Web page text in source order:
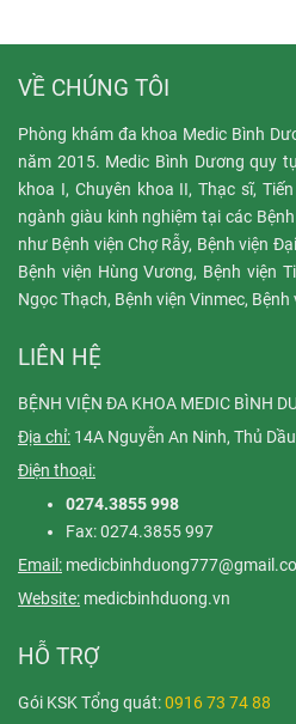
VỀ CHÚNG TÔI
Phòng khám đa khoa Medic Bình
năm 2015. Medic Bình Dương quy
khoa I, Chuyên khoa II, Thạc sĩ,
ngành giàu kinh nghiệm tại các
như Bệnh viện Chợ Rẫy, Bệnh viện
Bệnh viện Hùng Vương, Bệnh viện
Ngọc Thạch, Bệnh viện Vinmec,
LIÊN HỆ
BỆNH VIỆN ĐA KHOA MEDIC BÌNH
Địa chỉ: 14A Nguyễn An Ninh, Thủ
Điện thoại:
0274.3855 998
Fax: 0274.3855 997
Email:
Website: medicbinhduong.vn
HỖ TRỢ
Gói KSK Tổng quát:0916 73 74 88